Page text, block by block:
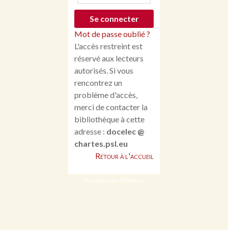
Mot de passe oublié ?
L'accès restreint est
réservé aux lecteurs
autorisés. Si vous
rencontrez un
problème d'accès,
merci de contacter la
bibliothèque à cette
adresse : docelec @
chartes.psl.eu
Retour à l'accueil
Propulsé par Omeka S